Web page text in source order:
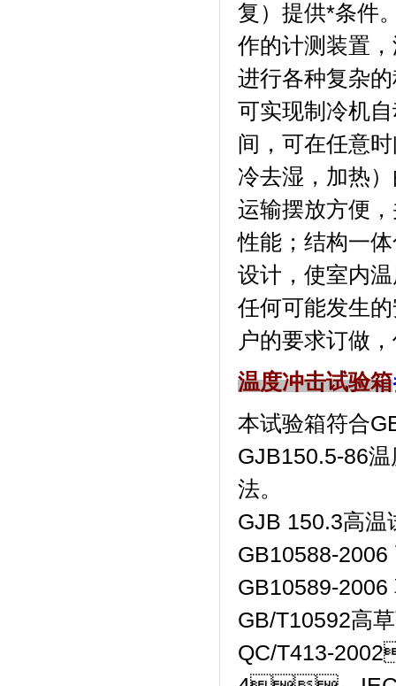
复）提供*条件
作的计测装置
进行各种复杂的程
可实现制冷机自
间，可在任意
冷去湿，加热
运输摆放方便
性能；结构一
设计，使室内
任何可能发生的
户的要求订做，
温度冲击试验箱
本试验箱符合GB/
GJB150.5-86温
法。
GJB 150.3高温试
GB10588-2006
GB10589-2006
GB/T10592高草
QC/T413-